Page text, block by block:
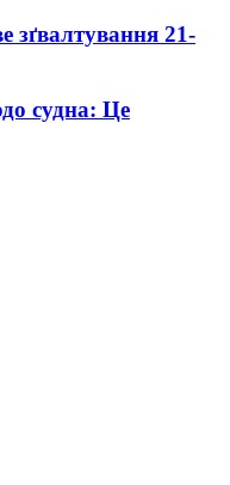
зґвалтування 21-
судна: Це